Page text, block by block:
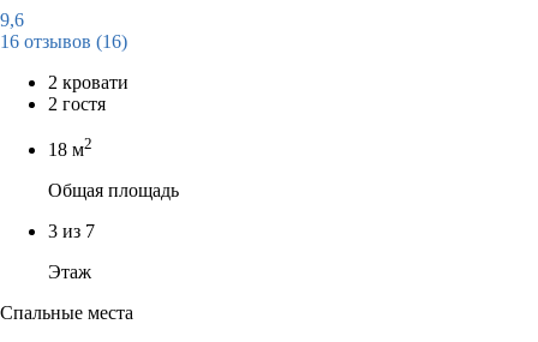
9,6
16 отзывов (16)
2 кровати
2 гостя
18 м2
Общая площадь
3 из 7
Этаж
Спальные места